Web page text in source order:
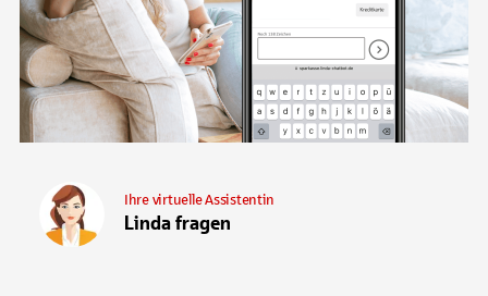
Linda fragen
Ihre virtuelle Assistentin